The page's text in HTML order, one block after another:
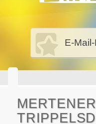
E-